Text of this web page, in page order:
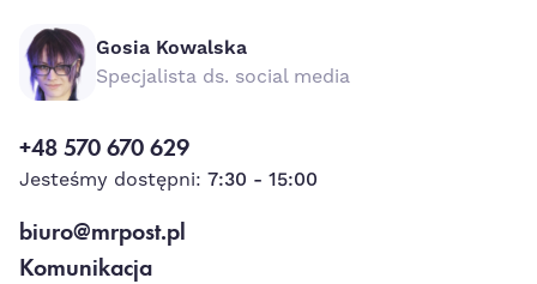
Gosia Kowalska
Specjalista ds. social media
+48 570 670 629
Jesteśmy dostępni: 7:30 - 15:00
biuro@mrpost.pl
Komunikacja